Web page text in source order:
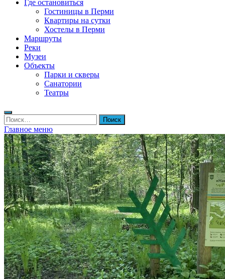
Где остановиться
Гостиницы в Перми
Квартиры на сутки
Хостелы в Перми
Маршруты
Реки
Музеи
Объекты
Парки и скверы
Санатории
Театры
Найти:
Главное меню